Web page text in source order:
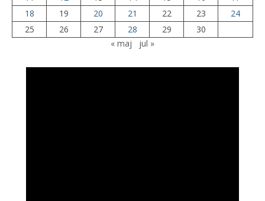
18
19 20 21 22 23
24
25
26 27 28 29
30
« maj
jul »